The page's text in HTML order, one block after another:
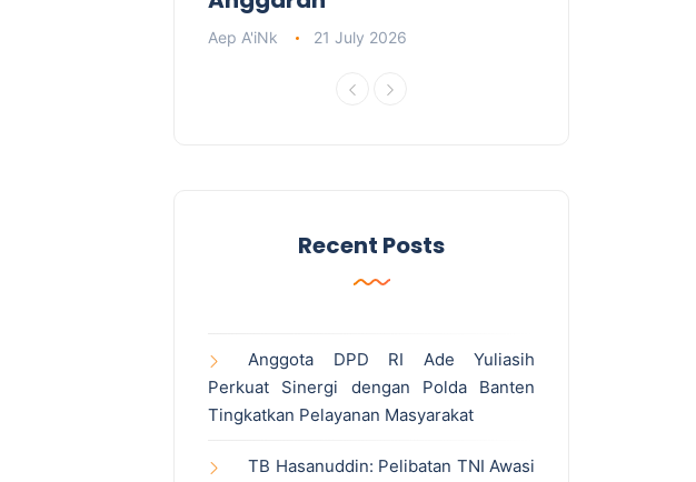
Aep A'iNk 21 July 2026
Recent Posts
Anggota DPD RI Ade Yuliasih
Perkuat Sinergi dengan Polda Banten
Tingkatkan Pelayanan Masyarakat
TB Hasanuddin: Pelibatan TNI Awasi